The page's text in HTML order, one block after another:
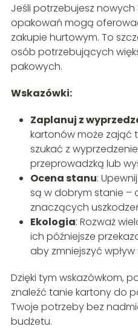
Jeśli potrzebujesz
opakowań mogą
zakupie hurtowym. To
osób potrzebujących
pakowych.
Wskazówki:
Zaplanuj z
kartonów może zająć
szukać z
przeprowadzką lub
Ocena stanu:
są w dobrym stanie –
znaczących
Ekologia: Rozważ
ich późniejsze
aby zmniejszyć
Dzięki tym wskazówkom,
znaleźć tanie kartony do
Twoje potrzeby bez
budżetu.